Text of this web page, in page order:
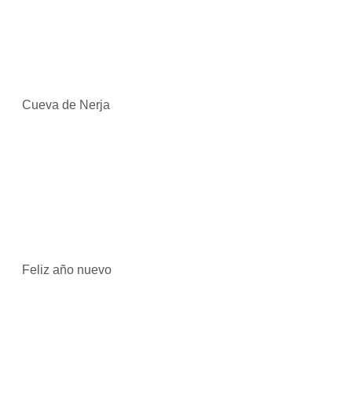
Cueva de Nerja
Feliz año nuevo